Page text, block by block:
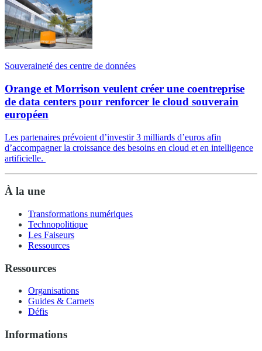
Souveraineté des centre de données
Orange et Morrison veulent créer une coentreprise
de data centers pour renforcer le cloud souverain
européen
Les partenaires prévoient d’investir 3 milliards d’euros afin
d’accompagner la croissance des besoins en cloud et en intelligence
artificielle.
À la une
Transformations numériques
Technopolitique
Les Faiseurs
Ressources
Ressources
Organisations
Guides & Carnets
Défis
Informations